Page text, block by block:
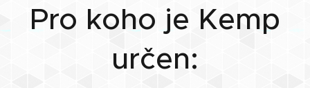
Pro koho je Kemp
určen: